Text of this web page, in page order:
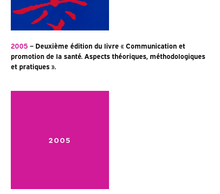
2005 – Deuxième édition du livre « Communication et
promotion de la santé. Aspects théoriques, méthodologiques
et pratiques ».
2005